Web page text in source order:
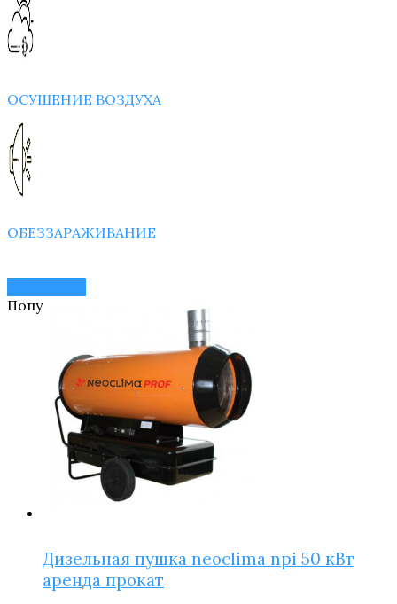
ОСУШЕНИЕ ВОЗДУХА
ОБЕЗЗАРАЖИВАНИЕ
Популярное!
Дизельная пушка neoclima npi 50 кВт
аренда прокат